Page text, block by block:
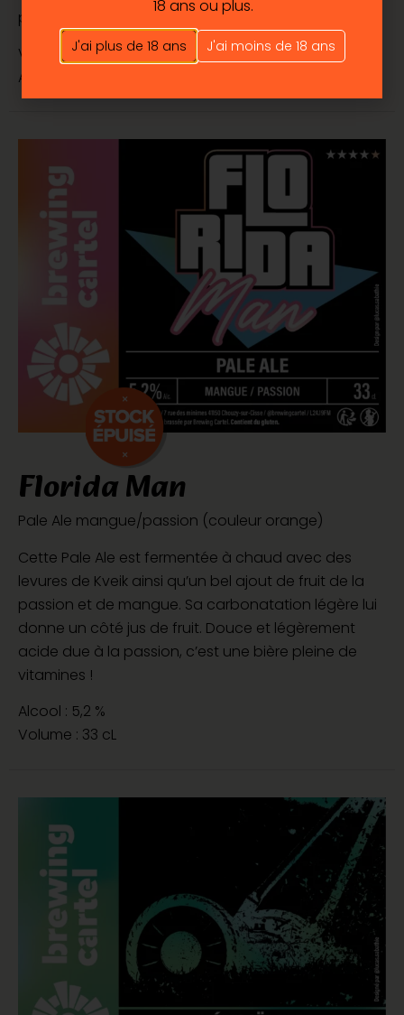
pluie !
Volume : 33cL
Alcool : 5%
Florida Man
Pale Ale mangue/passion (couleur orange)
Cette Pale Ale est fermentée à chaud avec des
levures de Kveik ainsi qu’un bel ajout de fruit de la
passion et de mangue. Sa carbonatation légère lui
donne un côté jus de fruit. Douce et légèrement
acide due à la passion, c’est une bière pleine de
vitamines !
Alcool : 5,2 %
Volume : 33 cL
18 ans ou plus.
J'ai plus de 18 ans J'ai moins de 18 ans